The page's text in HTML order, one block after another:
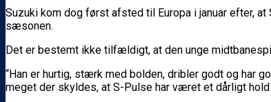
Suzuki kom dog først afsted til Europa i januar efter,
sæsonen.
Det er bestemt ikke tilfældigt, at den unge
“Han er hurtig, stærk med bolden, dribler godt og har
meget der skyldes, at S-Pulse har været et dårligt